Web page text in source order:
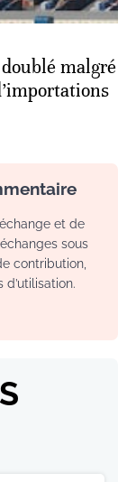
malgré
et de
sous
contribution,